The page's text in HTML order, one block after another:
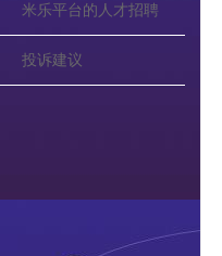
米乐平台的人才招聘
投诉建议